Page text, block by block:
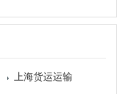
上海货运运输